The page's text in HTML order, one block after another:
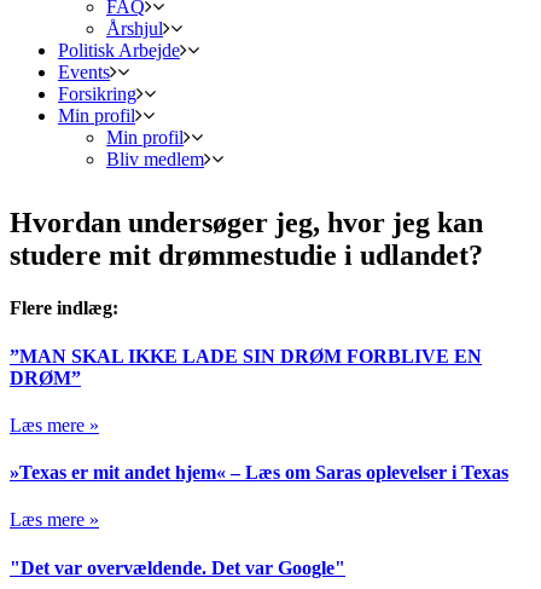
FAQ
Årshjul
Politisk Arbejde
Events
Forsikring
Min profil
Min profil
Bliv medlem
Hvordan undersøger jeg, hvor jeg kan
studere mit drømmestudie i udlandet?
Flere indlæg:
”MAN SKAL IKKE LADE SIN DRØM FORBLIVE EN
DRØM”
Læs mere »
»Texas er mit andet hjem« – Læs om Saras oplevelser i Texas
Læs mere »
"Det var overvældende. Det var Google"